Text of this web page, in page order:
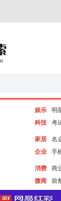
娱乐 明
科技
考
家居 名
企业
手
消费 商
微商
前